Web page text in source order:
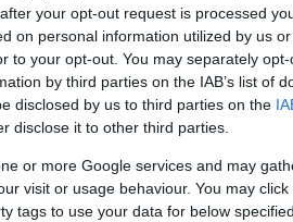
your opt-out request is processed
on personal information utilized by us
to your opt-out. You may separately
by third parties on the IAB’s list of
disclosed by us to third parties on the
disclose it to other third parties.
or more Google services and may
visit or usage behaviour. You may
tags to use your data for below
του τουρκολιβυκού
σύμφωνα με